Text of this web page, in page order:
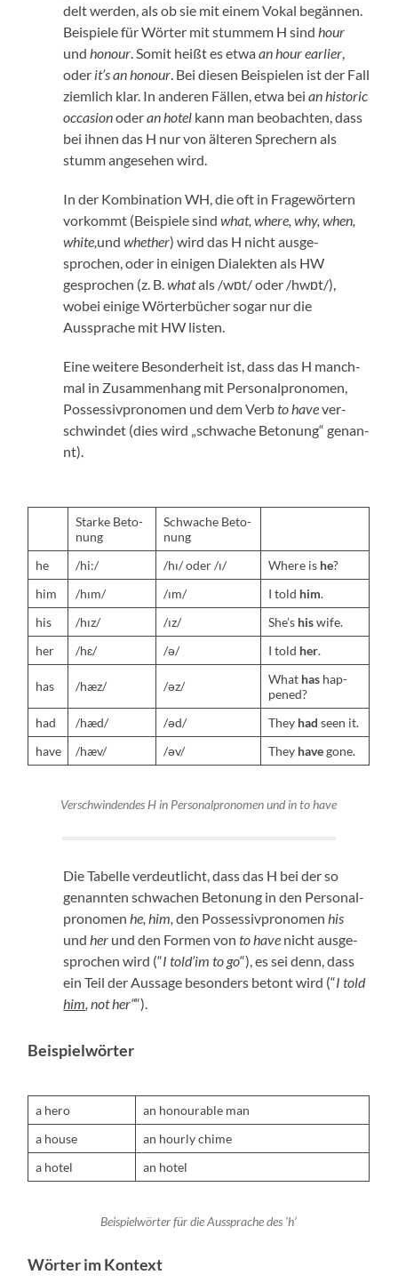
delt wer­den, als ob sie mit einem Vokal begän­nen.
Beispiele für Wörter mit stum­mem H sind hour
und hon­our . Somit heißt es etwaan hour ear­li­er
oder it’s an hon­our . Bei diesen Beispie­len ist der Fall
ziem­lich klar. In anderen Fällen, etwa beian his­toric
occa­sionoderan hotel kann man beobacht­en, dass
bei ihnen das H nur von älteren Sprech­ern als
stumm ange­se­hen wird.
In der Kom­bi­na­tion WH, die oft in Fragewörtern
vorkommt (Beispiele sindwhat, where, why, when,
white, undwhether) wird das H nicht aus­ge­
sprochen, oder in eini­gen Dialek­ten als HW
gesprochen (z. B.whatals /wɒt/ oder /hwɒt/),
wobei einige Wörter­büch­er sog­ar nur die
Aussprache mit HW lis­ten.
Eine weit­ere Beson­der­heit ist, dass das H manch­
mal in Zusam­men­hang mit Per­son­al­pronomen,
Pos­ses­sivpronomen und dem Verbto havever­
schwindet (dies wird „schwache Beto­nung“ genan­
nt).
Starke Beto­
nung
Schwache Beto­
nung
he
/hi:/ /hı/ oder /ı/ Where is he?
him
/hım/ /ım/ I told him.
his
/hız/ /ız/ She’s hiswife.
her
/hɛ/ /ə/ I told her.
has /hæz/ /əz/ What hashap­
pened?
had
/hæd/ /əd/ They had seen it.
have
/hæv/ /əv/ They havegone.
Ver­schwinden­des H in Per­son­al­pronomen und into have
Die Tabelle verdeut­licht, dass das H bei der so
genan­nten schwachen Beto­nung in den Per­son­al­
pronomenhe, him,den Pos­ses­sivpronomen his
undher und den For­men vonto have nicht aus­ge­
sprochen wird (“I told’im to go“), es sei denn, dass
ein Teil der Aus­sage beson­ders betont wird (“I told
him, not her““).
Beispielwörter
a hero
an hon­ourable man
a house
an hourly chime
a hotel
an hotel
Beispiel­wörter für die Aussprache des ‘h’
Wörter im Kontext